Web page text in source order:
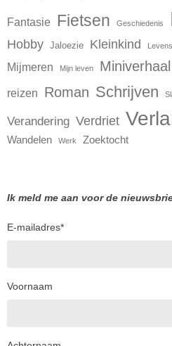
Fantasie Fietsen Geschiedenis
Hobby Jaloezie Kleinkind
Mijmeren Mijn leven Miniverhaal
reizen Roman Schrijven
Verandering Verdriet
Wandelen Werk Zoektocht
Ik meld me aan voor de
E-mailadres*
Voornaam